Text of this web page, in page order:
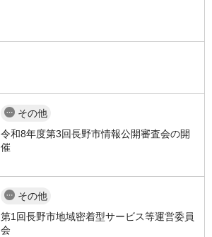
その他
令和8年度第3回長野市情報公開審査会の開
催
その他
第1回長野市地域密着型サービス等運営委員
会